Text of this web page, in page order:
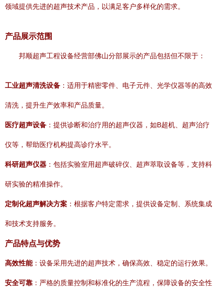
领域提供先进的超声技术产品，以满足客户多样化的需求。
产品展示范围
邦顺超声工程设备经营部佛山分部展示的产品包括但不限于：
工业超声清洗设备 ：适用于精密零件、电子元件、光学仪器等的高效
清洗，提升生产效率和产品质量。
医疗超声设备 ：提供诊断和治疗用的超声仪器，如B超机、超声治疗
仪等，帮助医疗机构提高诊疗水平。
科研超声仪器 ：包括实验室用超声破碎仪、超声萃取设备等，支持科
研实验的精准操作。
定制化超声解决方案 ：根据客户特定需求，提供设备定制、系统集成
和技术支持服务。
产品特点与优势
高效性能：设备采用先进的超声技术，确保高效、稳定的运行效果。
安全可靠 ：严格的质量控制和标准化的生产流程，保障设备的安全性